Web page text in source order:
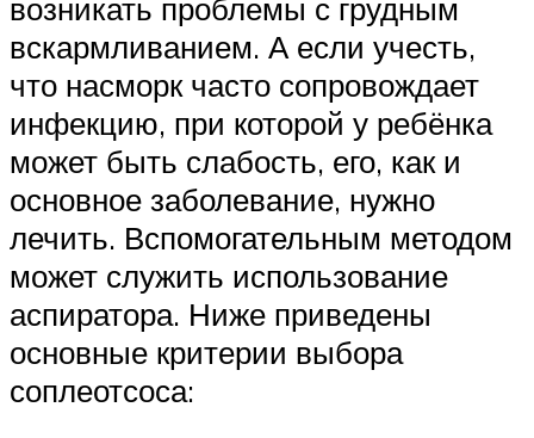
возникать проблемы с грудным
вскармливанием. А если учесть,
что насморк часто сопровождает
инфекцию, при которой у ребёнка
может быть слабость, его, как и
основное заболевание, нужно
лечить. Вспомогательным методом
может служить использование
аспиратора. Ниже приведены
основные критерии выбора
соплеотсоса: